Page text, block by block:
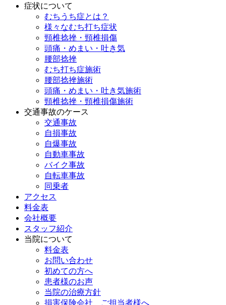
症状について
むちうち症とは？
様々なむち打ち症状
頸椎捻挫・頸椎損傷
頭痛・めまい・吐き気
腰部捻挫
むち打ち症施術
腰部捻挫施術
頭痛・めまい・吐き気施術
頸椎捻挫・頸椎損傷施術
交通事故のケース
交通事故
自損事故
自爆事故
自動車事故
バイク事故
自転車事故
同乗者
アクセス
料金表
会社概要
スタッフ紹介
当院について
料金表
お問い合わせ
初めての方へ
患者様のお声
当院の治療方針
損害保険会社 ご担当者様へ